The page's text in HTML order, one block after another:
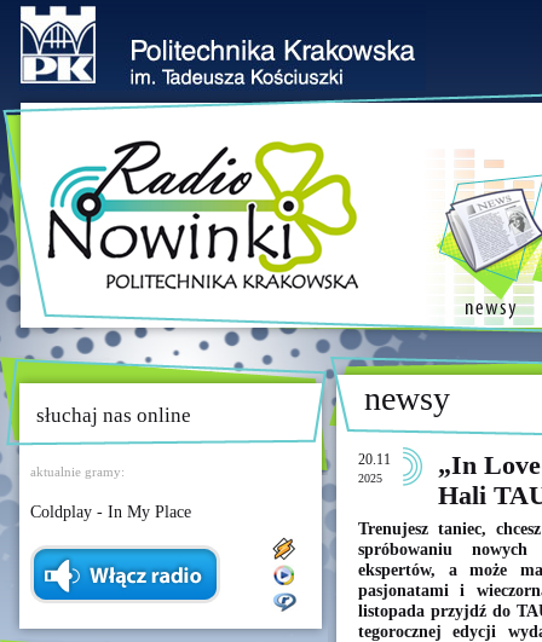
słuchaj nas online
aktualnie gramy:
Coldplay - In My Place
newsy
20.11
2025
„In
Hali
Trenujesz taniec,
spróbowaniu
ekspertów, a może
pasjonatami i
listopada przyjdź do
tegorocznej edycji